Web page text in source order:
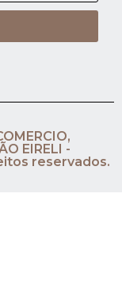
EIRELI -
reservados.